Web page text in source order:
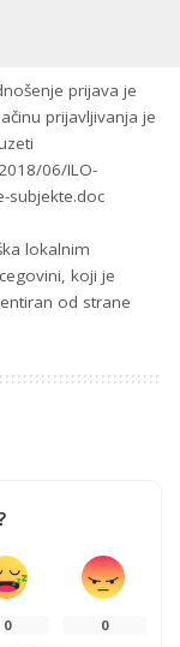
prijava je
prijavljivanja je
06/ILO-
subjekte.doc
lokalnim
koji je
od strane
0 0